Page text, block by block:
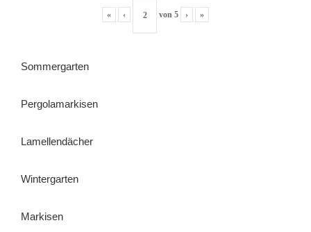
« ‹ von 5 › »
Sommergarten
Pergolamarkisen
Lamellendächer
Wintergarten
Markisen